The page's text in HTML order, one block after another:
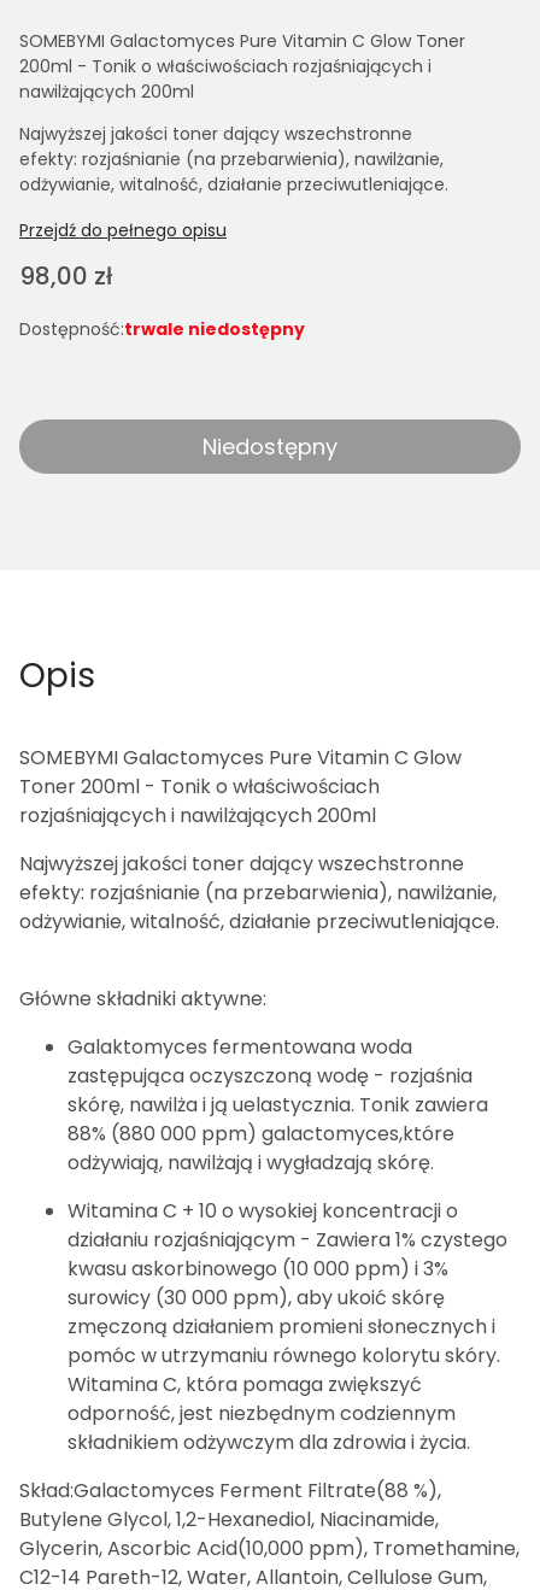
SOMEBYMI Galactomyces Pure Vitamin C Glow Toner
200ml - Tonik o właściwościach rozjaśniających i
nawilżających 200ml
Najwyższej jakości toner dający wszechstronne
efekty: rozjaśnianie (na przebarwienia), nawilżanie,
odżywianie, witalność, działanie przeciwutleniające.
Przejdź do pełnego opisu
Cena
98,00 zł
Dostępność:trwale niedostępny
Niedostępny
Opis
SOMEBYMI Galactomyces Pure Vitamin C Glow
Toner 200ml - Tonik o właściwościach
rozjaśniających i nawilżających 200ml
Najwyższej jakości toner dający wszechstronne
efekty: rozjaśnianie (na przebarwienia), nawilżanie,
odżywianie, witalność, działanie przeciwutleniające.
Główne składniki aktywne:
Galaktomyces fermentowana woda
zastępująca oczyszczoną wodę - rozjaśnia
skórę, nawilża i ją uelastycznia. Tonik zawiera
88% (880 000 ppm) galactomyces,które
odżywiają, nawilżają i wygładzają skórę.
Witamina C + 10 o wysokiej koncentracji o
działaniu rozjaśniającym - Zawiera 1% czystego
kwasu askorbinowego (10 000 ppm) i 3%
surowicy (30 000 ppm), aby ukoić skórę
zmęczoną działaniem promieni słonecznych i
pomóc w utrzymaniu równego kolorytu skóry.
Witamina C, która pomaga zwiększyć
odporność, jest niezbędnym codziennym
składnikiem odżywczym dla zdrowia i życia.
Skład:Galactomyces Ferment Filtrate(88 %),
Butylene Glycol, 1,2-Hexanediol, Niacinamide,
Glycerin, Ascorbic Acid(10,000 ppm), Tromethamine,
C12-14 Pareth-12, Water, Allantoin, Cellulose Gum,